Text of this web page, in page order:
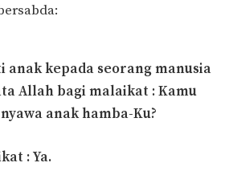
anak kepada seorang manusia
Allah bagi malaikat : Kamu
anak hamba-Ku?
: Ya.